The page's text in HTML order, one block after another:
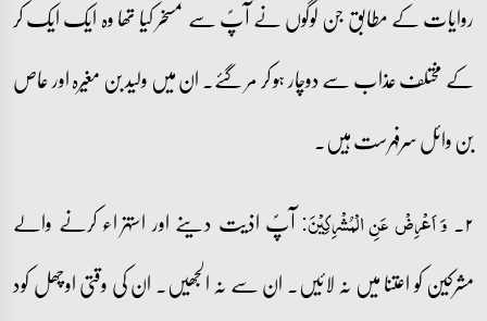
روایات کے مطابق جن لوگوں نے آپؐ سے تمسخر کیا تھا وہ ایک ایک کر
کے مختلف عذاب سے دوچار ہو کر مر گئے۔ ان میں ولید بن مغیرہ اور عاص
بن وائل سرفہرست ہیں۔
۲۔ وَ اَعۡرِضۡ عَنِ الۡمُشۡرِکِیۡنَ:آپؐ اذیت دینے اور استہزاء کرنے والے
مشرکین کو اعتنا میں نہ لائیں۔ ان سے نہ الجھیں۔ ان کی وقتی اوچھل کود